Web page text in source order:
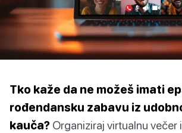
Tko kaže da ne možeš imati
rođendansku zabavu iz
kauča? Organiziraj virtualnu večer